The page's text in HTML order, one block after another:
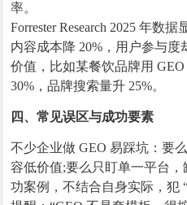
率。
Forrester Research 2025 年数
内容成本降 20%，用户参与度
价值，比如某餐饮品牌用
30%，品牌搜索量升 25%。
四、常见误区与成功要素
不少企业做 GEO 易踩坑：要
容低价值;要么只盯单一平台
功案例，不结合自身实际，犯